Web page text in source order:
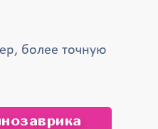
более точную